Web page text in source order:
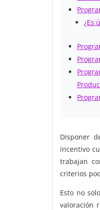
¿Es
Disponer
incentivo
trabajan
criterios
Esto no
valoración